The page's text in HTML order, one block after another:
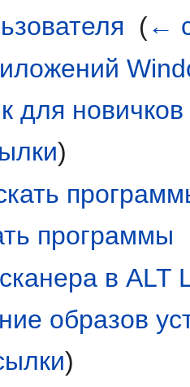
(←
для новичков
)
программы
в ALT
образов
)